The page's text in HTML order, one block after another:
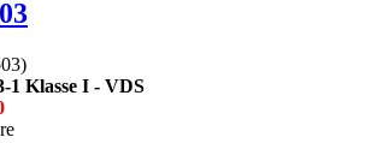
)
1 Klasse I - VDS